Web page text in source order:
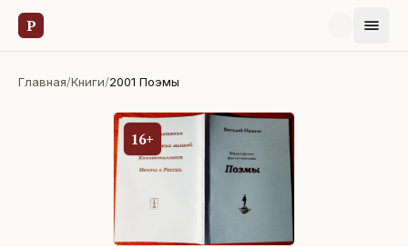
Р
Главная/Книги/2001 Поэмы
16+